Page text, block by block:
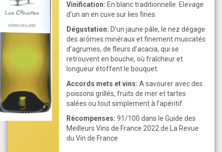
Vinification: En blanc traditionnelle. Elevage
d’un an en cuve sur lies fines.
Dégustation: D’un jaune pâle, le nez dégage
des arômes minéraux et finement muscatés
d’agrumes, de fleurs d’acacia, qui se
retrouvent en bouche, où fraîcheur et
longueur étoffent le bouquet.
Accords mets et vins: A savourer avec des
poissons grillés, fruits de mer et tartes
salées ou tout simplement à l’apéritif.
Récompenses: 91/100 dans le Guide des
Meilleurs Vins de France 2022 de La Revue
du Vin de France